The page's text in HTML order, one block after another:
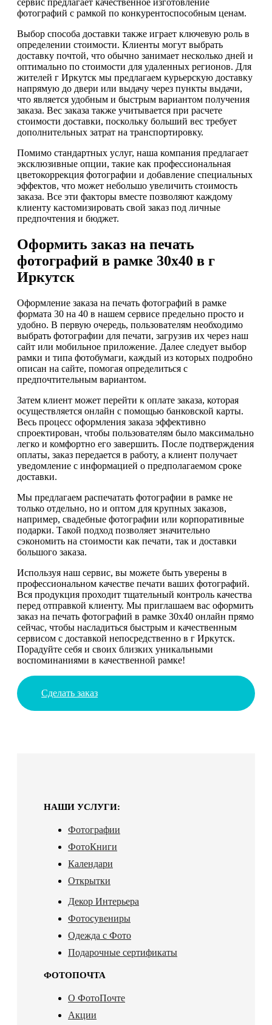
сервис предлагает качественное изготовление
фотографий с рамкой по конкурентоспособным ценам.
Выбор способа доставки также играет ключевую роль в
определении стоимости. Клиенты могут выбрать
доставку почтой, что обычно занимает несколько дней и
оптимально по стоимости для удаленных регионов. Для
жителей г Иркутск мы предлагаем курьерскую доставку
напрямую до двери или выдачу через пункты выдачи,
что является удобным и быстрым вариантом получения
заказа. Вес заказа также учитывается при расчете
стоимости доставки, поскольку больший вес требует
дополнительных затрат на транспортировку.
Помимо стандартных услуг, наша компания предлагает
эксклюзивные опции, такие как профессиональная
цветокоррекция фотографии и добавление специальных
эффектов, что может небольшо увеличить стоимость
заказа. Все эти факторы вместе позволяют каждому
клиенту кастомизировать свой заказ под личные
предпочтения и бюджет.
Оформить заказ на печать
фотографий в рамке 30х40 в г
Иркутск
Оформление заказа на печать фотографий в рамке
формата 30 на 40 в нашем сервисе предельно просто и
удобно. В первую очередь, пользователям необходимо
выбрать фотографии для печати, загрузив их через наш
сайт или мобильное приложение. Далее следует выбор
рамки и типа фотобумаги, каждый из которых подробно
описан на сайте, помогая определиться с
предпочтительным вариантом.
Затем клиент может перейти к оплате заказа, которая
осуществляется онлайн с помощью банковской карты.
Весь процесс оформления заказа эффективно
спроектирован, чтобы пользователям было максимально
легко и комфортно его завершить. После подтверждения
оплаты, заказ передается в работу, а клиент получает
уведомление с информацией о предполагаемом сроке
доставки.
Мы предлагаем распечатать фотографии в рамке не
только отдельно, но и оптом для крупных заказов,
например, свадебные фотографии или корпоративные
подарки. Такой подход позволяет значительно
сэкономить на стоимости как печати, так и доставки
большого заказа.
Используя наш сервис, вы можете быть уверены в
профессиональном качестве печати ваших фотографий.
Вся продукция проходит тщательный контроль качества
перед отправкой клиенту. Мы приглашаем вас оформить
заказ на печать фотографий в рамке 30х40 онлайн прямо
сейчас, чтобы насладиться быстрым и качественным
сервисом с доставкой непосредственно в г Иркутск.
Порадуйте себя и своих близких уникальными
воспоминаниями в качественной рамке!
Сделать заказ
НАШИ УСЛУГИ:
Фотографии
ФотоКниги
Календари
Открытки
Декор Интерьера
Фотосувениры
Одежда с Фото
Подарочные сертификаты
ФОТОПОЧТА
О ФотоПочте
Акции